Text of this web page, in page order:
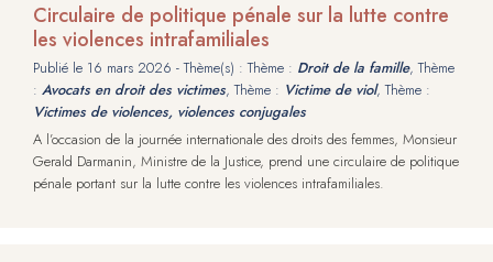
Circulaire de politique pénale sur la lutte contre
les violences intrafamiliales
Publié le 16 mars 2026 - Thème(s) : Thème : Droit de la famille, Thème
: Avocats en droit des victimes, Thème : Victime de viol, Thème :
Victimes de violences, violences conjugales
A l’occasion de la journée internationale des droits des femmes, Monsieur
Gerald Darmanin, Ministre de la Justice, prend une circulaire de politique
pénale portant sur la lutte contre les violences intrafamiliales.